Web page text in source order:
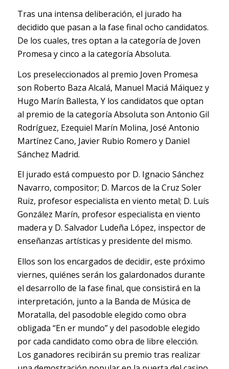
Tras una intensa deliberación, el jurado ha
decidido que pasan a la fase final ocho candidatos.
De los cuales, tres optan a la categoría de Joven
Promesa y cinco a la categoría Absoluta.
Los preseleccionados al premio Joven Promesa
son Roberto Baza Alcalá, Manuel Maciá Máiquez y
Hugo Marín Ballesta, Y los candidatos que optan
al premio de la categoría Absoluta son Antonio Gil
Rodríguez, Ezequiel Marín Molina, José Antonio
Martínez Cano, Javier Rubio Romero y Daniel
Sánchez Madrid.
El jurado está compuesto por D. Ignacio Sánchez
Navarro, compositor; D. Marcos de la Cruz Soler
Ruiz, profesor especialista en viento metal; D. Luís
González Marín, profesor especialista en viento
madera y D. Salvador Ludeña López, inspector de
enseñanzas artísticas y presidente del mismo.
Ellos son los encargados de decidir, este próximo
viernes, quiénes serán los galardonados durante
el desarrollo de la fase final, que consistirá en la
interpretación, junto a la Banda de Música de
Moratalla, del pasodoble elegido como obra
obligada “En er mundo” y del pasodoble elegido
por cada candidato como obra de libre elección.
Los ganadores recibirán su premio tras realizar